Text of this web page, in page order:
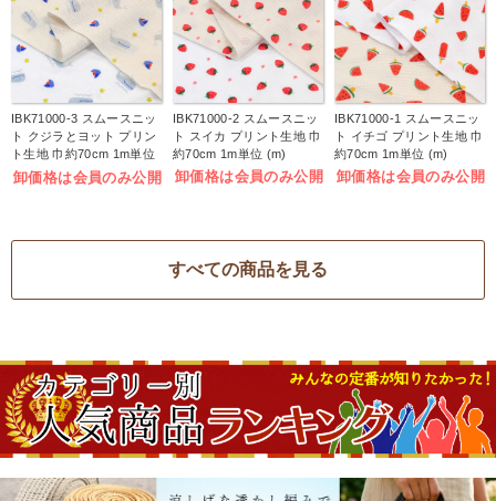
IBK71000-3 スムースニッ
ト クジラとヨット プリン
ト生地 巾約70cm 1m単位
(m)
卸価格は会員のみ公開
IBK71000-2 スムースニッ
ト スイカ プリント生地 巾
約70cm 1m単位 (m)
卸価格は会員のみ公開
IBK71000-1 スムースニッ
ト イチゴ プリント生地 巾
約70cm 1m単位 (m)
卸価格は会員のみ公開
すべての商品を見る